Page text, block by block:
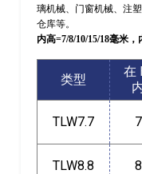
璃机械、门窗机械、注
仓库等。
内高=7/8/10/15/18毫米
类型
在
TLW7.7
TLW8.8